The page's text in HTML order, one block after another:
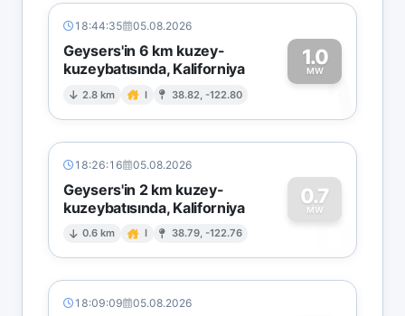
18:44:35 05.08.2026
Geysers'in 6 km kuzey-
kuzeybatısında, Kaliforniya
2.8 km I 38.82, -122.80
1.0
MW1
18:26:16 05.08.2026
Geysers'in 2 km kuzey-
kuzeybatısında, Kaliforniya
0.6 km I 38.79, -122.76
0.7
MW
0
18:09:09 05.08.2026